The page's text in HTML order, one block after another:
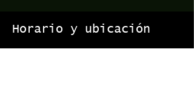
Horario y ubicación